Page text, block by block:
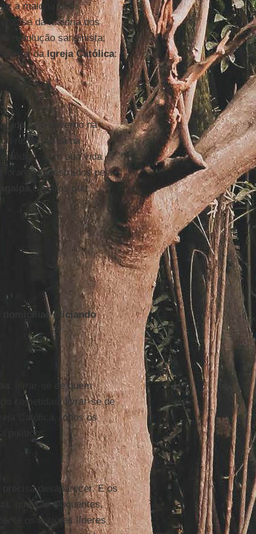
a maioria dos
se da maioria dos
revolução sandinista;
daIgreja Católica:
pelo governo na
rezar missa na
com sua vida
sequestrados pela
e outros que
domiciliar oficiando
: livrar-se de quem
cometidas; livrar-se de
Católica, todos os
políticos.
desaparecer. E os
que são eloquentes,
os maiores líderes